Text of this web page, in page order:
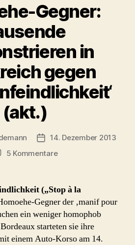
Gegner:
in
gegen
(akt.)
Beitragsdatum
14. Dezember 2013
5 Kommentarezu
Tausende
demonstrieren
in
Frankreich
gegen
‚Familienfeindlichkeit‘
(„Stop à la
Gegner der ‚manif pour
ein weniger homophob
starteten sie ihre
einem Auto-Korso am 14.